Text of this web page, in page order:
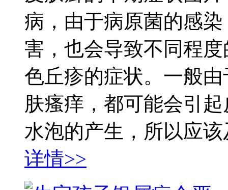
病，由于病原菌的感
害，也会导致不同程
色丘疹的症状。一般
肤瘙痒，都可能会引
水泡的产生，所以应
详情>>